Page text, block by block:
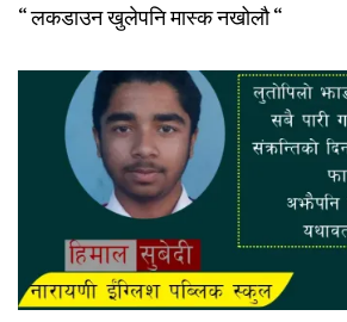
“ लकडाउन खुलेपनि मास्क नखोलौ “